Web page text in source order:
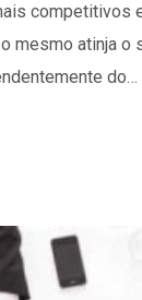
competitivos
mesmo atinja
do…